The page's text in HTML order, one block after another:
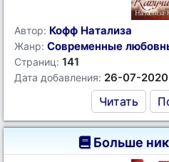
Автор: Кофф Натализа
Жанр: Современные
Страниц: 141
Дата добавления: 26-07-2020
Читать
Больше